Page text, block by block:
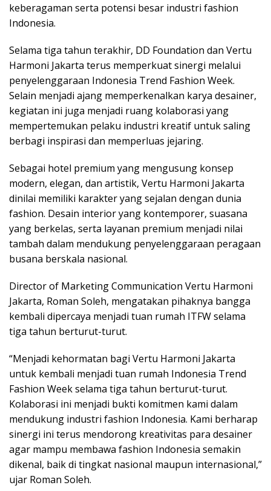
keberagaman serta potensi besar industri fashion
Indonesia.
Selama tiga tahun terakhir, DD Foundation dan Vertu
Harmoni Jakarta terus memperkuat sinergi melalui
penyelenggaraan Indonesia Trend Fashion Week.
Selain menjadi ajang memperkenalkan karya desainer,
kegiatan ini juga menjadi ruang kolaborasi yang
mempertemukan pelaku industri kreatif untuk saling
berbagi inspirasi dan memperluas jejaring.
Sebagai hotel premium yang mengusung konsep
modern, elegan, dan artistik, Vertu Harmoni Jakarta
dinilai memiliki karakter yang sejalan dengan dunia
fashion. Desain interior yang kontemporer, suasana
yang berkelas, serta layanan premium menjadi nilai
tambah dalam mendukung penyelenggaraan peragaan
busana berskala nasional.
Director of Marketing Communication Vertu Harmoni
Jakarta, Roman Soleh, mengatakan pihaknya bangga
kembali dipercaya menjadi tuan rumah ITFW selama
tiga tahun berturut-turut.
“Menjadi kehormatan bagi Vertu Harmoni Jakarta
untuk kembali menjadi tuan rumah Indonesia Trend
Fashion Week selama tiga tahun berturut-turut.
Kolaborasi ini menjadi bukti komitmen kami dalam
mendukung industri fashion Indonesia. Kami berharap
sinergi ini terus mendorong kreativitas para desainer
agar mampu membawa fashion Indonesia semakin
dikenal, baik di tingkat nasional maupun internasional,”
ujar Roman Soleh.